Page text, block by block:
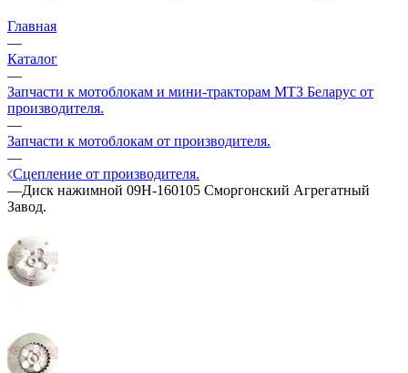
Главная
—
Каталог
—
Запчасти к мотоблокам и мини-тракторам МТЗ Беларус от
производителя.
—
Запчасти к мотоблокам от производителя.
—
Сцепление от производителя.
—Диск нажимной 09Н-160105 Сморгонский Агрегатный
Завод.